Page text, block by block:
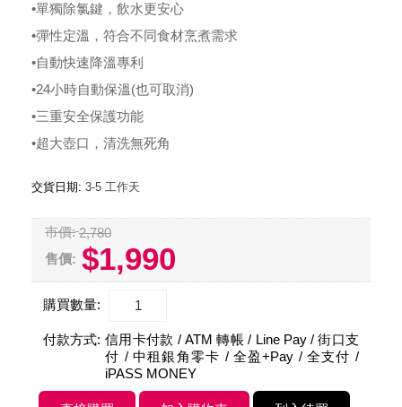
•單獨除氯鍵，飲水更安心
•彈性定溫，符合不同食材烹煮需求
•自動快速降溫專利
•24小時自動保溫(也可取消)
•三重安全保護功能
•超大壺口，清洗無死角
交貨日期: 3-5 工作天
市價: 2,780
售價: $1,990
購買數量:
付款方式: 信用卡付款 / ATM 轉帳 / Line Pay / 街口支
付 / 中租銀角零卡 / 全盈+Pay / 全支付 /
iPASS MONEY